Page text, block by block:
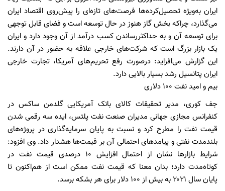
ایران به‌ویژه تحصیل‌کرده‌ها فرصت‌های تازه‌ای را پیش‌روی اقتصاد ایران
می‌گذارد، چراکه بخش گاز هنوز در حال توسعه است و فضای قابل توجهی
برای توسعه آن و به حداکثررساندن کسب درآمد از آن وجود دارد و ایران
یک بازار بزرگ است که شرکت‌های خارجی علاقه به حضور در آن دارند.
این گزارش می‌افزاید: درصورت رفع تحریم‌های آمریکا، تجارت خارجی
ایران پتانسیل رشد بسیار بالایی دارد.
بیم و امید نفت ۱۰۰ دلاری
جف کوری، مدیر تحقیقات کالای بانک آمریکایی گلدمن ساکس در
کنفرانس مجازی جهانی مدیران صنعت نفت پلتس، ایده سه‌ رقمی‌ شدن
قیمت نفت را مطرح کرد و نسبت به پایان سرمایه‌گذاری در پروژه‌های
بلندمدت نفتی و پیامدهای احتمالی آن بر قیمت‌ها هشدار داد. وی افزود:
شرایط بازارها نشان از احتمال افزایش ۱۰ درصدی قیمت نفت در
کوتاه‌مدت دارد؛ بدان معنا که قیمت نفت ممکن است از هم‌اکنون تا
پایان سال ۲۰۲۱ به بیش از ۱۰۰ دلار برای هر بشکه برسد.